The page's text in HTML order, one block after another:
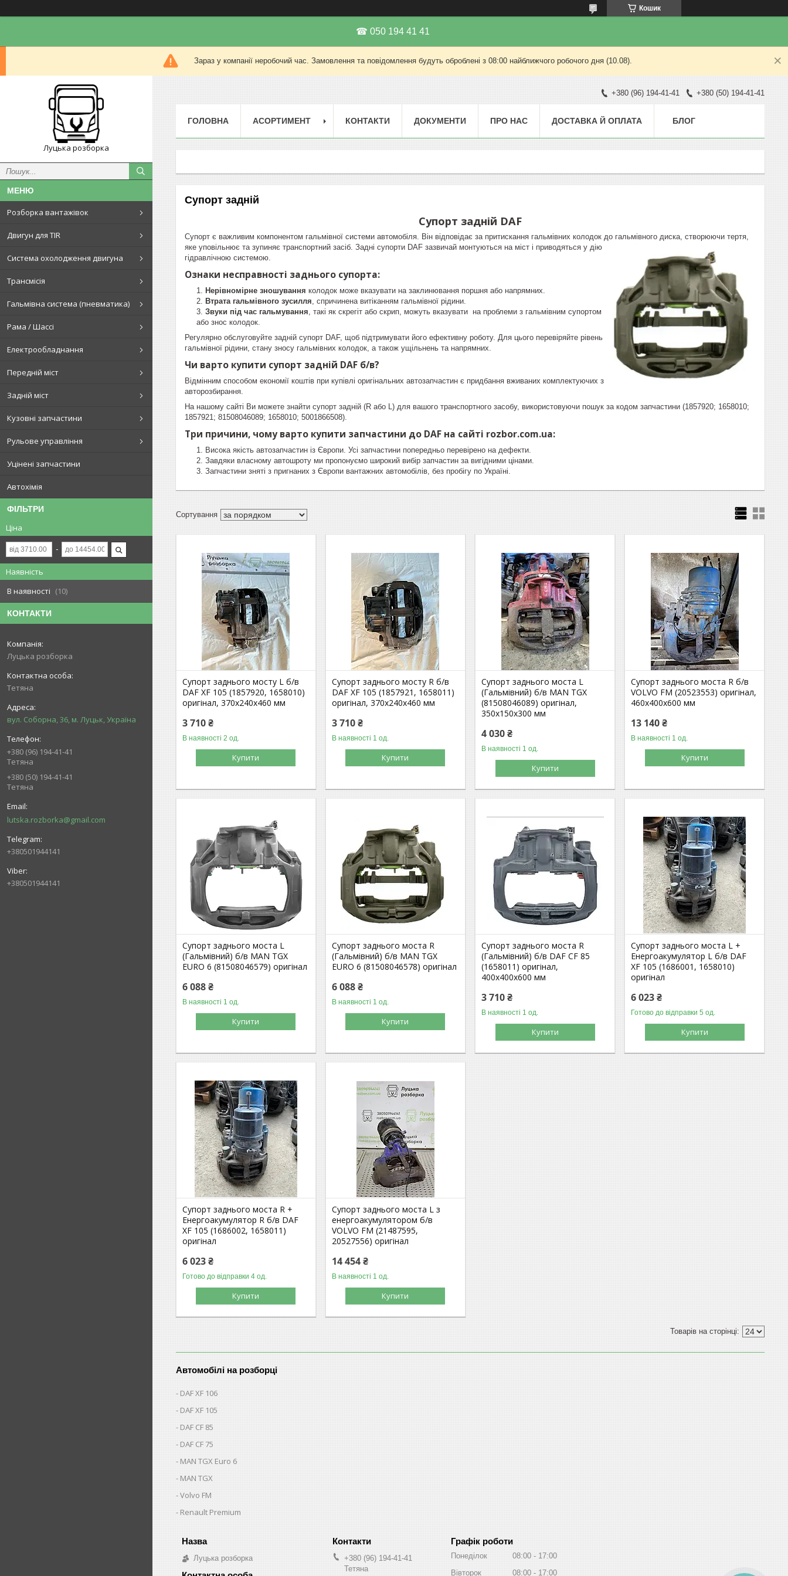
Кошик
☎ 050 194 41 41
Зараз у компанії неробочий час. Замовлення та повідомлення будуть оброблені з 08:00 найближчого робочого дня (10.08).
Луцька розборка
Розборка вантажівок
Двигун для TIR
Система охолодження двигуна
Трансмісія
Гальмівна система (пневматика)
Рама / Шассі
Електрообладнання
Передній міст
Задній міст
Кузовні запчастини
Рульове управління
Уцінені запчастини
Автохімія
ФІЛЬТРИ
Ціна
Наявність
В наявності
10
КОНТАКТИ
Луцька розборка
Тетяна
вул. Соборна, 36, м. Луцьк, Україна
+380 (96) 194-41-41
Тетяна
+380 (50) 194-41-41
Тетяна
lutska.rozborka@gmail.com
+380501944141
+380501944141
+380 (96) 194-41-41 +380 (50) 194-41-41
ГОЛОВНА АСОРТИМЕНТ КОНТАКТИ ДОКУМЕНТИ ПРО НАС ДОСТАВКА Й ОПЛАТА БЛОГ
Супорт задній
Супорт задній DAF
Супорт є важливим компонентом гальмівної системи автомобіля. Він відповідає за притискання гальмівних колодок до гальмівного диска, створюючи тертя,
яке уповільнює та зупиняє транспортний засіб. Задні супорти DAF зазвичай монтуються на міст і приводяться у дію
гідравлічною системою.
Ознаки несправності заднього супорта:
Нерівномірне зношування колодок може вказувати на заклинювання поршня або напрямних.
Втрата гальмівного зусилля , спричинена витіканням гальмівної рідини.
Звуки під час гальмування , такі як скрегіт або скрип, можуть вказувати на проблеми з гальмівним супортом
або знос колодок.
Регулярно обслуговуйте задній супорт DAF, щоб підтримувати його ефективну роботу. Для цього перевіряйте рівень
гальмівної рідини, стану зносу гальмівних колодок, а також ущільнень та напрямних.
Чи варто купити супорт задній DAF б/в?
Відмінним способом економії коштів при купівлі оригінальних автозапчастин є придбання вживаних комплектуючих з
авторозбирання.
На нашому сайті Ви можете знайти супорт задній (R або L) для вашого транспортного засобу, використовуючи пошук за кодом запчастини (1857920; 1658010;
1857921; 81508046089; 1658010; 5001866508).
Три причини, чому варто купити запчастини до DAF на сайті rozbor.com.ua:
Висока якість автозапчастин із Європи. Усі запчастини попередньо перевірено на дефекти.
Завдяки власному автошроту ми пропонуємо широкий вибір запчастин за вигідними цінами.
Запчастини зняті з пригнаних з Європи вантажних автомобілів, без пробігу по Україні.
Супорт заднього мосту L б/в
DAF XF 105 (1857920, 1658010)
оригінал, 370х240х460 мм
3 710 ₴
В наявності 2 од.
Купити
Супорт заднього мосту R б/в
DAF XF 105 (1857921, 1658011)
оригінал, 370х240х460 мм
3 710 ₴
В наявності 1 од.
Купити
Супорт заднього моста L
(Гальмівний) б/в MAN TGX
(81508046089) оригінал,
350х150х300 мм
4 030 ₴
В наявності 1 од.
Купити
Супорт заднього моста R б/в
VOLVO FM (20523553) оригінал,
460х400х600 мм
13 140 ₴
В наявності 1 од.
Купити
Супорт заднього моста L
(Гальмівний) б/в MAN TGX
EURO 6 (81508046579) оригінал
6 088 ₴
В наявності 1 од.
Купити
Супорт заднього моста R
(Гальмівний) б/в MAN TGX
EURO 6 (81508046578) оригінал
6 088 ₴
В наявності 1 од.
Купити
Супорт заднього моста R
(Гальмівний) б/в DAF CF 85
(1658011) оригінал,
400х400х600 мм
3 710 ₴
В наявності 1 од.
Купити
Супорт заднього моста L +
Енергоакумулятор L б/в DAF
XF 105 (1686001, 1658010)
оригінал
6 023 ₴
Готово до відправки 5 од.
Купити
Супорт заднього моста R +
Енергоакумулятор R б/в DAF
XF 105 (1686002, 1658011)
оригінал
6 023 ₴
Готово до відправки 4 од.
Купити
Супорт заднього моста L з
енергоакумулятором б/в
VOLVO FM (21487595,
20527556) оригінал
14 454 ₴
В наявності 1 од.
Купити
Автомобілі на розборці
DAF XF 106
DAF XF 105
DAF CF 85
DAF CF 75
MAN TGX Euro 6
MAN TGX
Volvo FM
Renault Premium
Луцька розборка
+380 (96) 194-41-41
Тетяна
Графік роботи
Понеділок 08:00
17:00
Вівторок
08:00 17:00